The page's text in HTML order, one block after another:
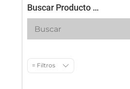
Buscar Producto …
= Filtros